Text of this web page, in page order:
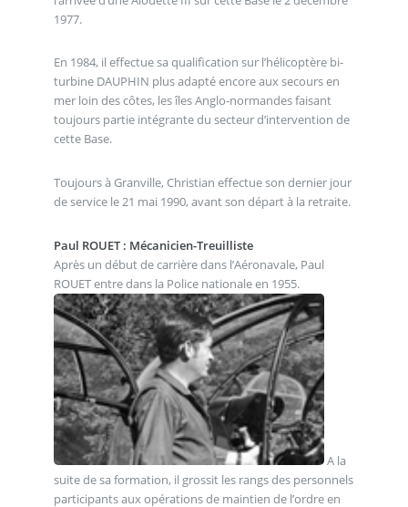
1977.
En 1984, il effectue sa qualification sur l’hélicoptère bi-
turbine DAUPHIN plus adapté encore aux secours en
mer loin des côtes, les îles Anglo-normandes faisant
toujours partie intégrante du secteur d’intervention de
cette Base.
Toujours à Granville, Christian effectue son dernier jour
de service le 21 mai 1990, avant son départ à la retraite.
Paul ROUET : Mécanicien-Treuilliste
Après un début de carrière dans l’Aéronavale, Paul
ROUET entre dans la Police nationale en 1955.
A la
suite de sa formation, il grossit les rangs des personnels
participants aux opérations de maintien de l’ordre en